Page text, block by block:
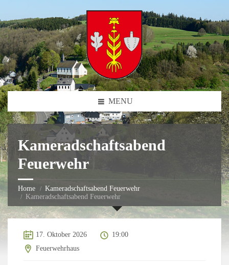
MENU
Kameradschaftsabend
Feuerwehr
Home
Kameradschaftsabend Feuerwehr
Kameradschaftsabend Feuerwehr
17. Oktober 2026
19:00
Feuerwehrhaus